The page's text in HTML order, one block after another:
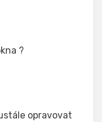
?
opravovat